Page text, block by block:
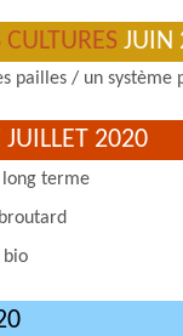
JUIN
pailles / un
2020
long terme
bio